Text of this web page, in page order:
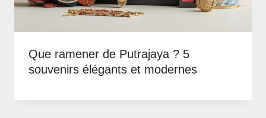
Que ramener de Putrajaya ? 5
souvenirs élégants et modernes